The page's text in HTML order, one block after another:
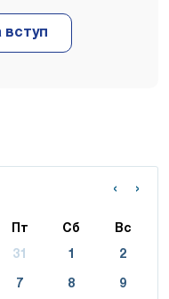
›
‹
Пт Сб Вс
31 1 2
7 8 9